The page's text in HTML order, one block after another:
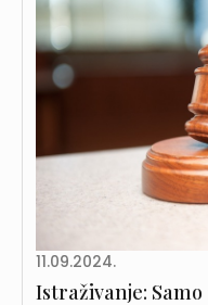
11.09.2024.
Istraživanje: